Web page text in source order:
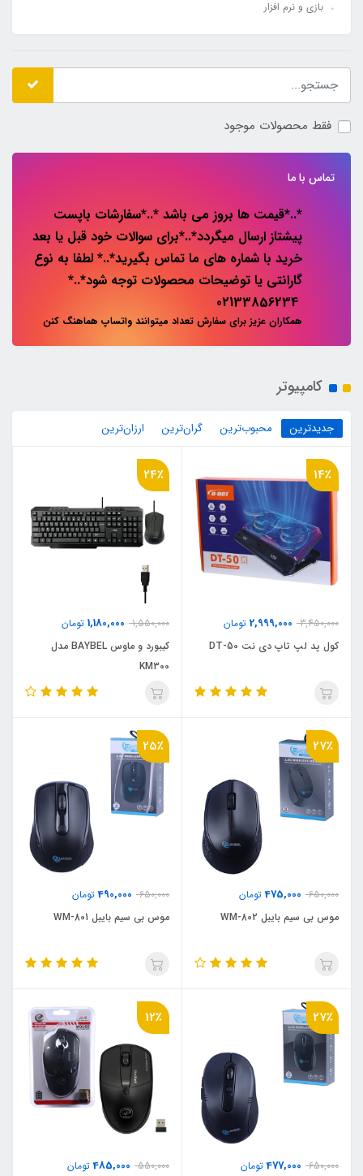
بازی و نرم افزار
فقط محصولات موجود
تماس با ما
*..*قیمت ها بروز می باشد *..*سفارشات باپست
پیشتاز ارسال میگردد*..*برای سوالات خود قبل یا بعد
خرید با شماره های ما تماس بگیرید*..* لطفا به نوع
گارانتی یا توضیحات محصولات توجه شود*..*
همکاران عزیز برای سفارش تعداد میتوانند واتساپ هماهنگ کنن
کامپیوتر
جدیدترین محبوب‌ترین گران‌ترین ارزان‌ترین
14٪
3,450,000
2,999,000 تومان
کول پد لپ تاپ دی نت DT-50
24٪
1,550,000
1,180,000 تومان
کیبورد و ماوس BAYBEL مدل
KM300
27٪
650,000
475,000تومان
موس بی سیم بایبل WM-802
25٪
650,000
490,000تومان
موس بی سیم بایبل WM-801
27٪
650,000
477,000تومان
12٪
550,000
485,000تومان